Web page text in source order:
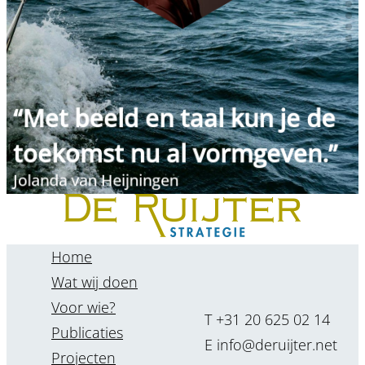
“Met beeld en taal kun je de
toekomst nu al vormgeven.”
Jolanda van Heijningen
Home
Wat wij doen
Voor wie?
Publicaties
Projecten
T +31 20 625 02 14
E info@deruijter.net